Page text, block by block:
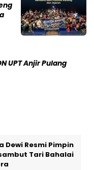
UPT Anjir Pulang
Dewi Resmi Pimpin
Tari Bahalai